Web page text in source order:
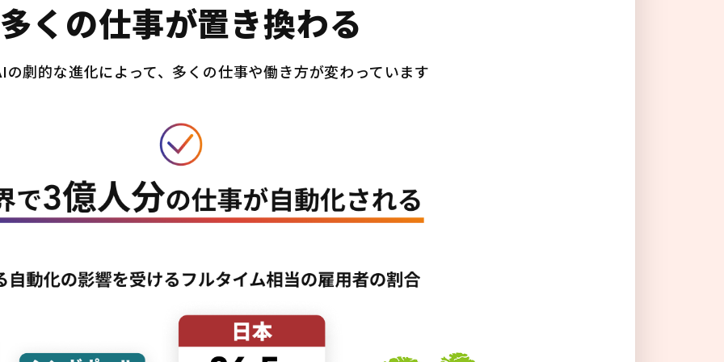
多くの仕事が置き換わる
の劇的な進化によって、多くの仕事や働き方が変わっています